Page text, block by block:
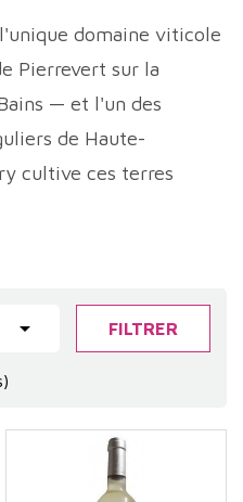
domaine viticole
Pierrevert sur la
— et l'un des
de Haute-
cultive ces terres
et Roseline Emery,
hectares de vignes en
l'extrémité sud du
géographique
nord, à l'abri du soleil
qui leur apporte
 FILTRER